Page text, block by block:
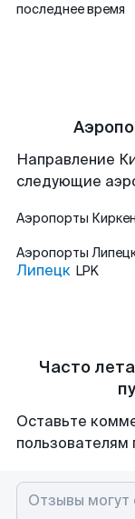
последнее время
Направление
следующие
Аэропорты
Аэропорты
Липецк LPK
Часто
Оставьте